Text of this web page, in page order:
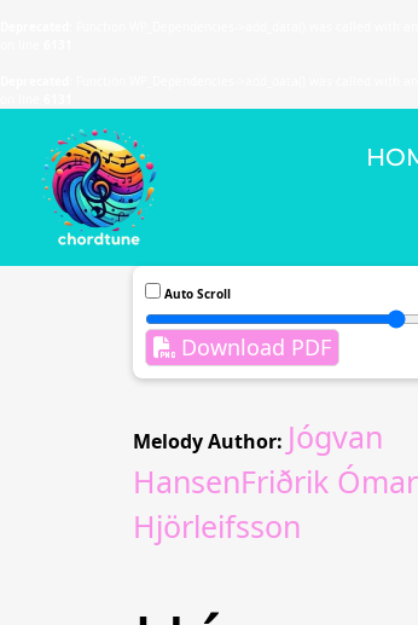
Auto Scroll
Download PDF
Melody Author: Jógvan
HansenFriðrik Ómar
Hjörleifsson